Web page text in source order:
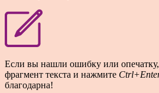
Если вы нашли ошибку или
фрагмент текста и нажмите
благодарна!